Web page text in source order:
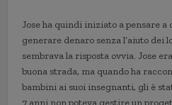
Jose ha quindi iniziato a pensare
generare denaro senza l’aiuto
sembrava la risposta ovvia. Jose
buona strada, ma quando ha
bambini ai suoi insegnanti, gli è